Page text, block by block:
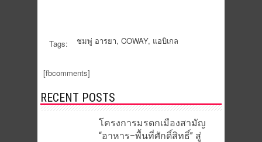
Tags: ชมพู่ อารยา, COWAY, แอบิเกล
[fbcomments]
RECENT POSTS
โครงการมรดกเมืองสามัญ
“อาหาร–พื้นที่ศักดิ์สิทธิ์” สู่